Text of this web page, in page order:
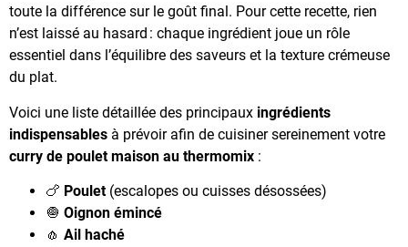
toute la différence sur le goût final. Pour cette recette, rien
n’est laissé au hasard : chaque ingrédient joue un rôle
essentiel dans l’équilibre des saveurs et la texture crémeuse
du plat.
Voici une liste détaillée des principaux ingrédients
indispensables à prévoir afin de cuisiner sereinement votre
curry de poulet maison au thermomix :
🍗 Poulet(escalopes ou cuisses désossées)
🧅 Oignon émincé
🧄 Ail haché